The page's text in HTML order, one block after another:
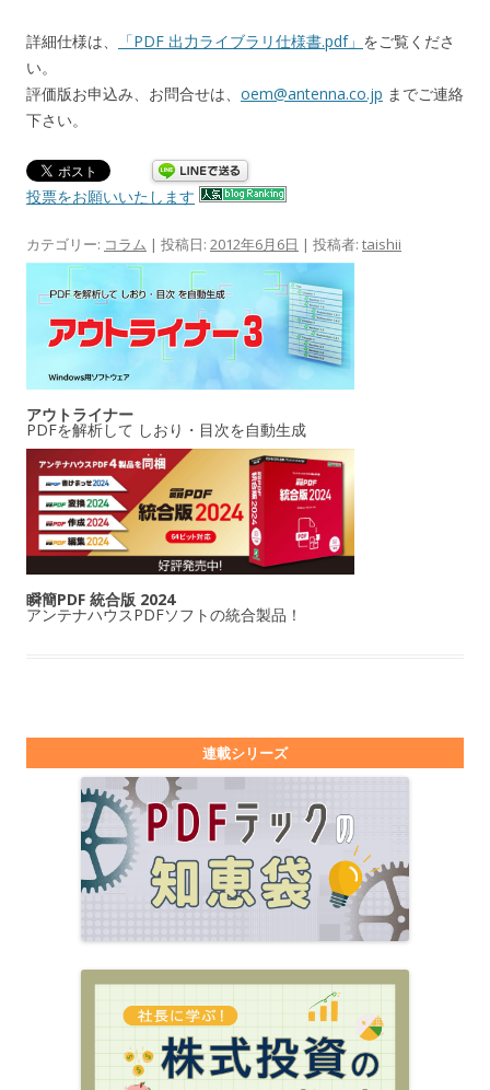
詳細仕様は、 「PDF 出力ライブラリ仕様書.pdf」 をご覧くださ
い。
評価版お申込み、お問合せは、 oem@antenna.co.jp までご連絡
下さい。
投票をお願いいたします
カテゴリー: コラム | 投稿日: 2012年6月6日 | 投稿者: taishii
アウトライナー
PDFを解析して しおり・目次を自動生成
瞬簡PDF 統合版 2024
アンテナハウスPDFソフトの統合製品！
連載シリーズ